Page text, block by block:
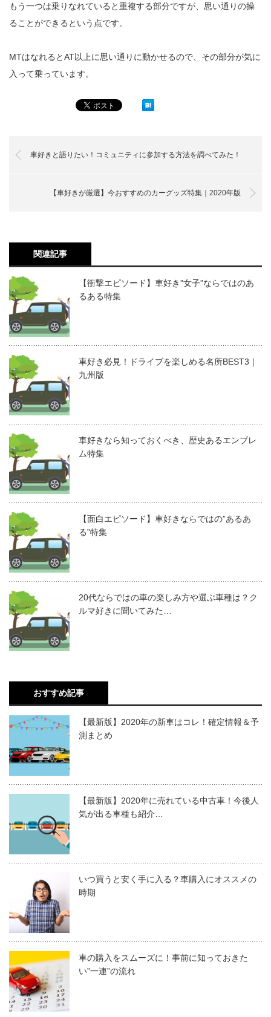
もう一つは乗りなれていると重複する部分ですが、思い通りの操
ることができるという点です。
MTはなれるとAT以上に思い通りに動かせるので、その部分が気に
入って乗っています。
車好きと語りたい！コミュニティに参加する方法を調べてみた！
【車好きが厳選】今おすすめのカーグッズ特集｜2020年版
関連記事
【衝撃エピソード】車好き”女子”ならではのあ
るある特集
車好き必見！ドライブを楽しめる名所BEST3｜
九州版
車好きなら知っておくべき、歴史あるエンブレ
ム特集
【面白エピソード】車好きならではの”あるあ
る”特集
20代ならではの車の楽しみ方や選ぶ車種は？ク
ルマ好きに聞いてみた…
おすすめ記事
【最新版】2020年の新車はコレ！確定情報＆予
測まとめ
【最新版】2020年に売れている中古車！今後人
気が出る車種も紹介…
いつ買うと安く手に入る？車購入にオススメの
時期
車の購入をスムーズに！事前に知っておきた
い”一連”の流れ